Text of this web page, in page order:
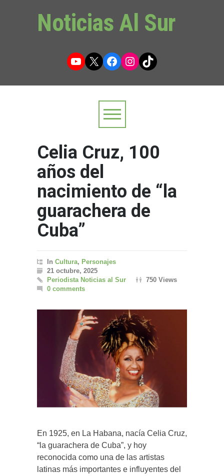
Noticias Al Sur
YouTube
X Facebook
Instagram
TikTok
Celia Cruz, 100
años del
nacimiento de “la
guarachera de
Cuba”
In Cultura, Personajes
21 octubre, 2025
Periodista Noticias al Sur
750 Views
0 comments
En 1925, en La Habana, nacía Celia Cruz,
“la guarachera de Cuba”, y hoy
reconocida como una de las artistas
latinas más importantes e influyentes del